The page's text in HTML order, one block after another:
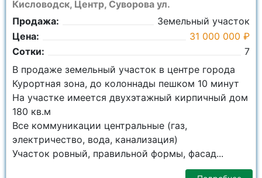
Кисловодск, Центр, Суворова ул.
Продажа:
Земельный участок
Цена:
31 000 000 ₽
Сотки:
7
В продаже земельный участок в центре города
Курортная зона, до колоннады пешком 10 минут
На участке имеется двухэтажный кирпичный дом
180 кв.м
Все коммуникации центральные (газ,
электричество, вода, канализация)
Участок ровный, правильной формы, фасад...